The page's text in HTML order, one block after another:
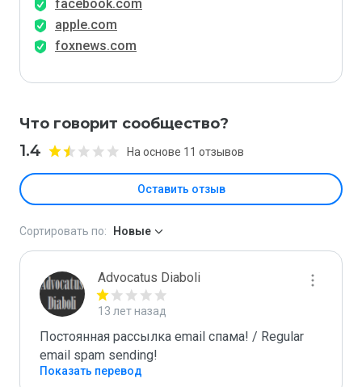
facebook.com
apple.com
foxnews.com
Что говорит сообщество?
1.4 На основе 11 отзывов
Оставить отзыв
Сортировать по: Новые
Advocatus Diaboli
13 лет назад
Постоянная рассылка email спама! / Regular
email spam sending!
Показать перевод